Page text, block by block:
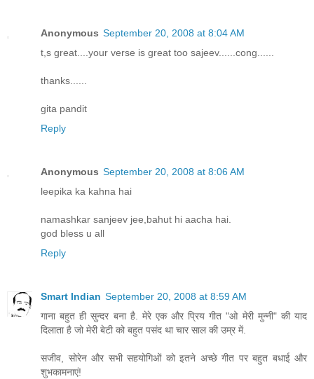
Anonymous September 20, 2008 at 8:04 AM
t,s great....your verse is great too sajeev......cong......
thanks......
gita pandit
Reply
Anonymous September 20, 2008 at 8:06 AM
leepika ka kahna hai
namashkar sanjeev jee,bahut hi aacha hai.
god bless u all
Reply
Smart Indian September 20, 2008 at 8:59 AM
गाना बहुत ही सुन्दर बना है. मेरे एक और प्रिय गीत "ओ मेरी मुन्नी" की याद
दिलाता है जो मेरी बेटी को बहुत पसंद था चार साल की उम्र में.
सजीव, सोरेन और सभी सहयोगिओं को इतने अच्छे गीत पर बहुत बधाई और
शुभकामनाएं!